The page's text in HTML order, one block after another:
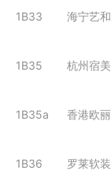
1B33 海宁艺
1B35 杭州宿
1B35a 香港欧
1B36 罗莱软